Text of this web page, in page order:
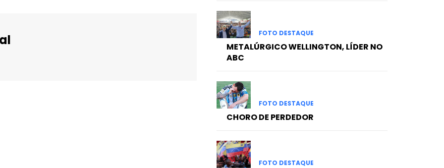
FOTO DESTAQUE
METALÚRGICO WELLINGTON, LÍDER NO
ABC
FOTO DESTAQUE
CHORO DE PERDEDOR
FOTO DESTAQUE